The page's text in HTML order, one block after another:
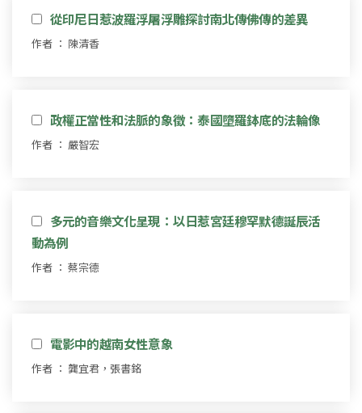
從印尼日惹波羅浮屠浮雕探討南北傳佛傳的差異
作者 ： 陳清香
政權正當性和法脈的象徵：泰國墮羅鉢底的法輪像
作者 ： 嚴智宏
多元的音樂文化呈現：以日惹宮廷穆罕默德誕辰活
動為例
作者 ： 蔡宗德
電影中的越南女性意象
作者 ： 龔宜君，張書銘